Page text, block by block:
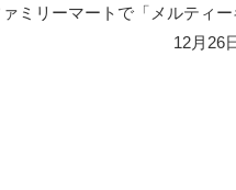
ァミリーマートで「メルティ
12月26